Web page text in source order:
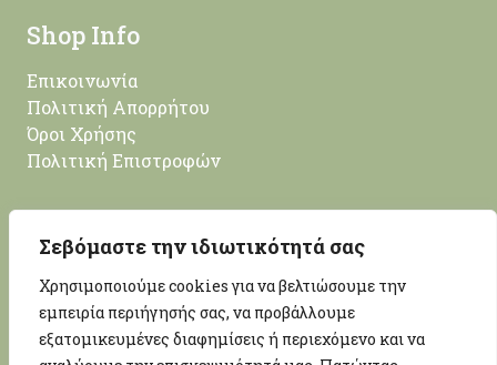
Σεβόμαστε την ιδιωτικότητά σας
Χρησιμοποιούμε cookies για να βελτιώσουμε την
εμπειρία περιήγησής σας, να προβάλλουμε
εξατομικευμένες διαφημίσεις ή περιεχόμενο και να
Shop Info
Επικοινωνία
Πολιτική Απορρήτου
Όροι Χρήσης
Πολιτική Επιστροφών
Επικοινωνία
Νίκου Λευτεριώτη 14, Κέρκυρα, 49100
info@woodprojectmore.com
+30 26613 01247